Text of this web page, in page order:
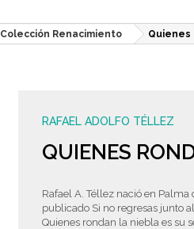
Colección Renacimiento Quienes
RAFAEL ADOLFO TÉLLEZ
QUIENES
Rafael A. Téllez nació en Palma
publicado Si no regresas junto
Quienes rondan la niebla es su